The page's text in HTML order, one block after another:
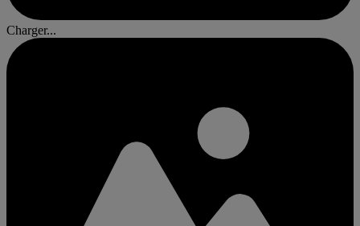
Charger...